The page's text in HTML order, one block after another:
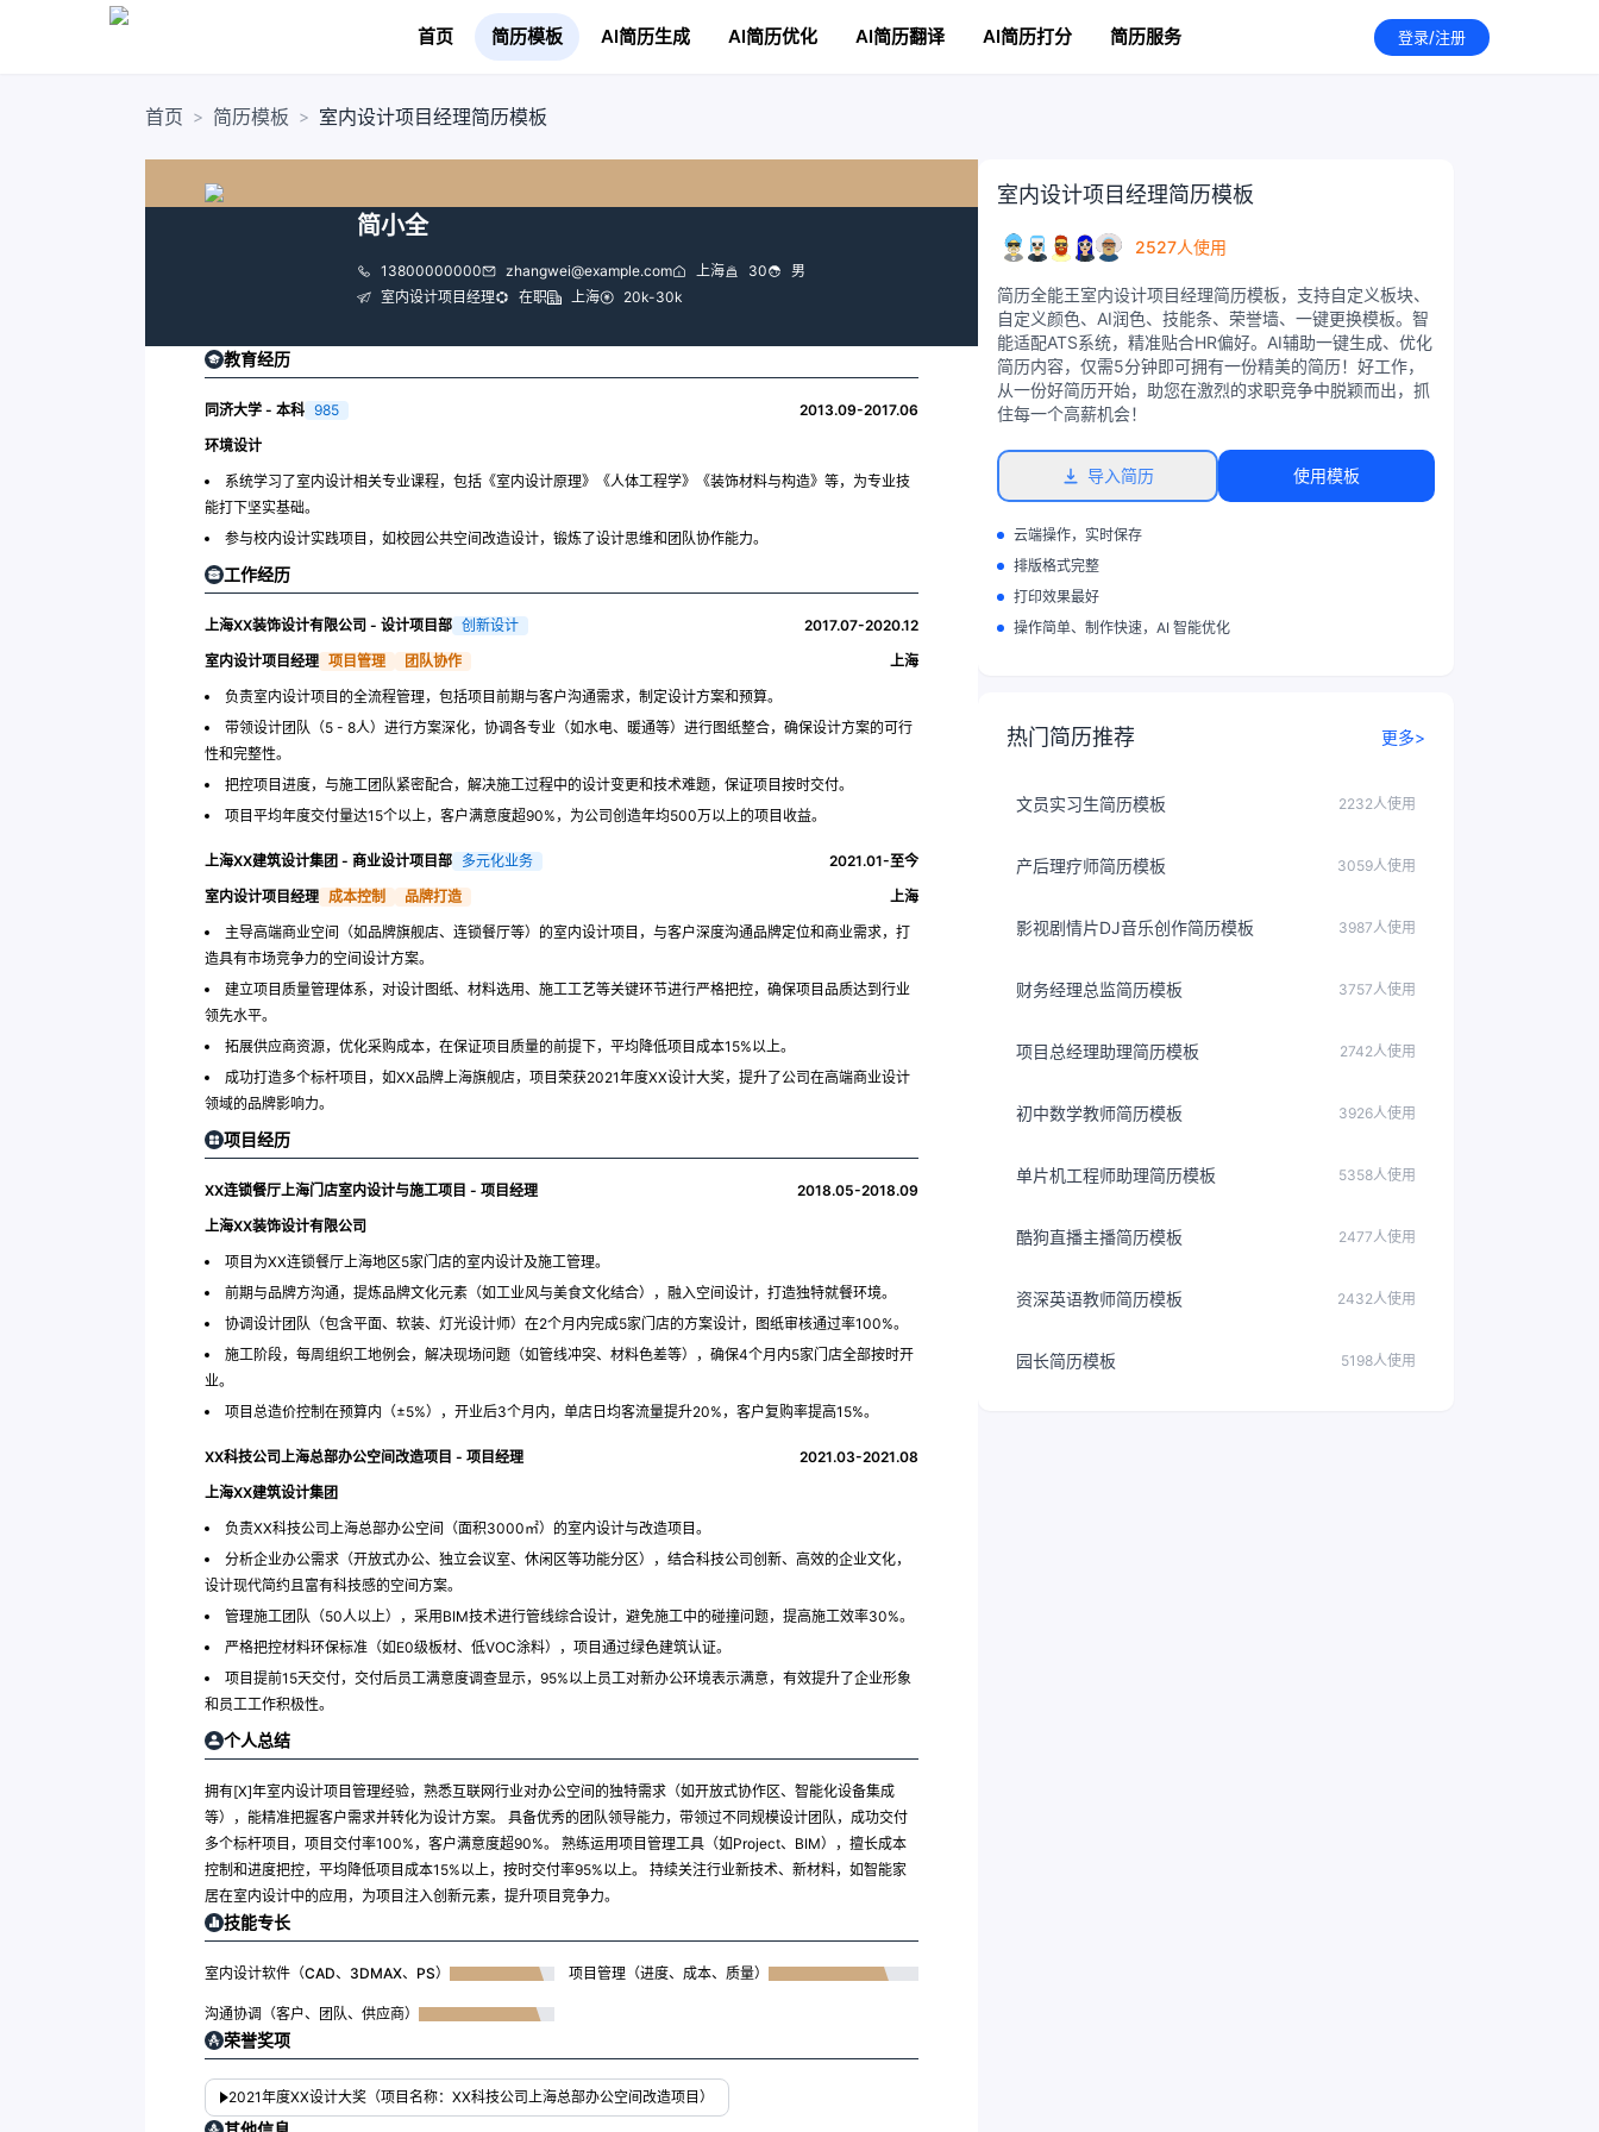
首页 简历模板 AI简历生成 AI简历优化 AI简历翻译 AI简历打分 简历服务 登录/注册
首页 > 简历模板 > 室内设计项目经理简历模板
室内设计项目经理简历模板
2527人使用
简历全能王室内设计项目经理简历模板，支持自定义板块、
自定义颜色、AI润色、技能条、荣誉墙、一键更换模板。智
能适配ATS系统，精准贴合HR偏好。AI辅助一键生成、优化
简历内容，仅需5分钟即可拥有一份精美的简历！好工作，
从一份好简历开始，助您在激烈的求职竞争中脱颖而出，抓
住每一个高薪机会！
导入简历 使用模板
云端操作，实时保存
排版格式完整
打印效果最好
操作简单、制作快速，AI 智能优化
热门简历推荐 更多>
文员实习生简历模板 2232人使用
产后理疗师简历模板 3059人使用
影视剧情片DJ音乐创作简历模板 3987人使用
财务经理总监简历模板 3757人使用
项目总经理助理简历模板 2742人使用
初中数学教师简历模板 3926人使用
单片机工程师助理简历模板 5358人使用
酷狗直播主播简历模板 2477人使用
资深英语教师简历模板 2432人使用
园长简历模板 5198人使用
简小全
13800000000 zhangwei@example.com 上海 30
男
室内设计项目经理
在职 上海 20k-30k
教育经历
同济大学 - 本科 985
2013.09-2017.06
环境设计
系统学习了室内设计相关专业课程，包括《室内设计原理》《人体工程学》《装饰材料与构造》等，为专业技
能打下坚实基础。
参与校内设计实践项目，如校园公共空间改造设计，锻炼了设计思维和团队协作能力。
工作经历
上海XX装饰设计有限公司 - 设计项目部 创新设计
2017.07-2020.12
室内设计项目经理 项目管理 团队协作
上海
负责室内设计项目的全流程管理，包括项目前期与客户沟通需求，制定设计方案和预算。
带领设计团队（5 - 8人）进行方案深化，协调各专业（如水电、暖通等）进行图纸整合，确保设计方案的可行
性和完整性。
把控项目进度，与施工团队紧密配合，解决施工过程中的设计变更和技术难题，保证项目按时交付。
项目平均年度交付量达15个以上，客户满意度超90%，为公司创造年均500万以上的项目收益。
上海XX建筑设计集团 - 商业设计项目部 多元化业务
2021.01-至今
室内设计项目经理 成本控制 品牌打造
上海
主导高端商业空间（如品牌旗舰店、连锁餐厅等）的室内设计项目，与客户深度沟通品牌定位和商业需求，打
造具有市场竞争力的空间设计方案。
建立项目质量管理体系，对设计图纸、材料选用、施工工艺等关键环节进行严格把控，确保项目品质达到行业
领先水平。
拓展供应商资源，优化采购成本，在保证项目质量的前提下，平均降低项目成本15%以上。
成功打造多个标杆项目，如XX品牌上海旗舰店，项目荣获2021年度XX设计大奖，提升了公司在高端商业设计
领域的品牌影响力。
项目经历
XX连锁餐厅上海门店室内设计与施工项目 - 项目经理
2018.05-2018.09
上海XX装饰设计有限公司
项目为XX连锁餐厅上海地区5家门店的室内设计及施工管理。
前期与品牌方沟通，提炼品牌文化元素（如工业风与美食文化结合），融入空间设计，打造独特就餐环境。
协调设计团队（包含平面、软装、灯光设计师）在2个月内完成5家门店的方案设计，图纸审核通过率100%。
施工阶段，每周组织工地例会，解决现场问题（如管线冲突、材料色差等），确保4个月内5家门店全部按时开
业。
项目总造价控制在预算内（±5%），开业后3个月内，单店日均客流量提升20%，客户复购率提高15%。
XX科技公司上海总部办公空间改造项目 - 项目经理
2021.03-2021.08
上海XX建筑设计集团
负责XX科技公司上海总部办公空间（面积3000㎡）的室内设计与改造项目。
分析企业办公需求（开放式办公、独立会议室、休闲区等功能分区），结合科技公司创新、高效的企业文化，
设计现代简约且富有科技感的空间方案。
管理施工团队（50人以上），采用BIM技术进行管线综合设计，避免施工中的碰撞问题，提高施工效率30%。
严格把控材料环保标准（如E0级板材、低VOC涂料），项目通过绿色建筑认证。
项目提前15天交付，交付后员工满意度调查显示，95%以上员工对新办公环境表示满意，有效提升了企业形象
和员工工作积极性。
个人总结
拥有[X]年室内设计项目管理经验，熟悉互联网行业对办公空间的独特需求（如开放式协作区、智能化设备集成
等），能精准把握客户需求并转化为设计方案。 具备优秀的团队领导能力，带领过不同规模设计团队，成功交付
多个标杆项目，项目交付率100%，客户满意度超90%。 熟练运用项目管理工具（如Project、BIM），擅长成本
控制和进度把控，平均降低项目成本15%以上，按时交付率95%以上。 持续关注行业新技术、新材料，如智能家
居在室内设计中的应用，为项目注入创新元素，提升项目竞争力。
技能专长
室内设计软件（CAD、3DMAX、PS） 项目管理（进度、成本、质量）
沟通协调（客户、团队、供应商）
荣誉奖项
2021年度XX设计大奖（项目名称：XX科技公司上海总部办公空间改造项目）